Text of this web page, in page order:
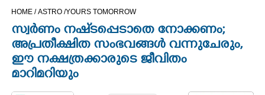
OPINION
HOME /ASTRO /YOURS TOMORROW
സ്വർണം നഷ്‌ടപ്പെടാതെ നോക്കണം;
അപ്രതീക്ഷിത സംഭവങ്ങൾ വന്നുചേരും,
ഈ നക്ഷത്രക്കാരുടെ ജീവിതം
മാറിമറിയും